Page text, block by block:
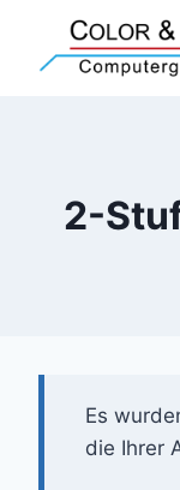
springen
2-
Es
die Ihrer